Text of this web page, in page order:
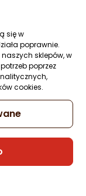
się w
poprawnie.
sklepów, w
poprzez
cookies.